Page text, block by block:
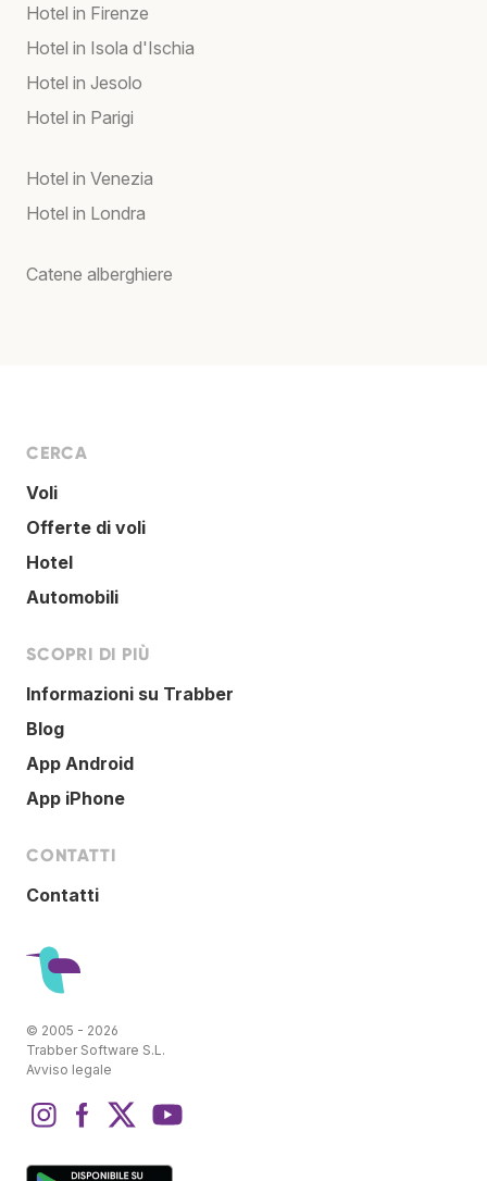
Hotel in Firenze
Hotel in Isola d'Ischia
Hotel in Jesolo
Hotel in Parigi
Hotel in Venezia
Hotel in Londra
Catene alberghiere
CERCA
Voli
Offerte di voli
Hotel
Automobili
SCOPRI DI PIÙ
Informazioni su Trabber
Blog
App Android
App iPhone
CONTATTI
Contatti
© 2005 - 2026
Trabber Software S.L.
Avviso legale